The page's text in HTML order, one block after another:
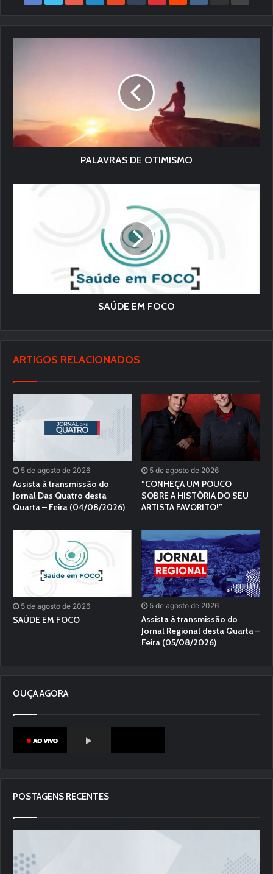
PALAVRAS DE OTIMISMO
SAÚDE EM FOCO
ARTIGOS RELACIONADOS
5 de agosto de 2026
Assista à transmissão do
Jornal Das Quatro desta
Quarta – Feira (04/08/2026)
5 de agosto de 2026
“CONHEÇA UM POUCO
SOBRE A HISTÓRIA DO SEU
ARTISTA FAVORITO!”
5 de agosto de 2026
SAÚDE EM FOCO
5 de agosto de 2026
Assista à transmissão do
Jornal Regional desta Quarta –
Feira (05/08/2026)
OUÇA AGORA
POSTAGENS RECENTES